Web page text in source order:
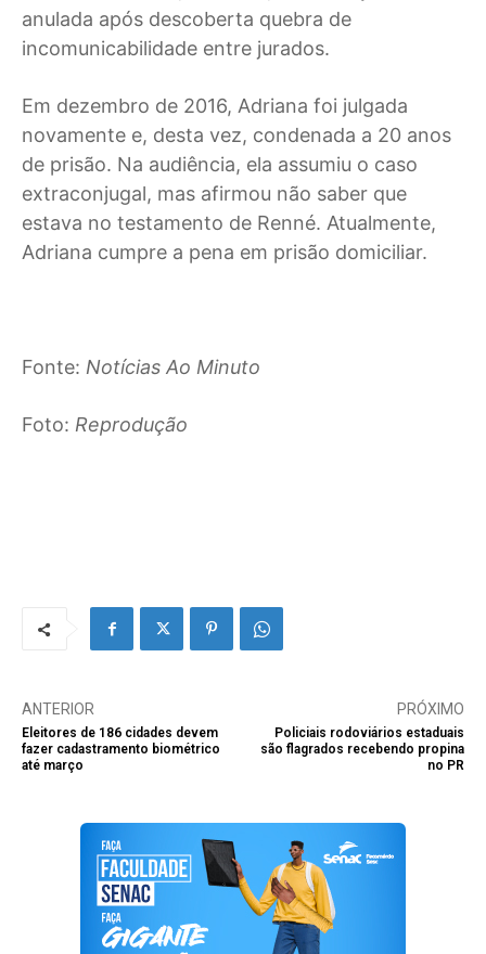
anulada após descoberta quebra de
incomunicabilidade entre jurados.
Em dezembro de 2016, Adriana foi julgada
novamente e, desta vez, condenada a 20 anos
de prisão. Na audiência, ela assumiu o caso
extraconjugal, mas afirmou não saber que
estava no testamento de Renné. Atualmente,
Adriana cumpre a pena em prisão domiciliar.
Fonte: Notícias Ao Minuto
Foto: Reprodução
ANTERIOR
Eleitores de 186 cidades devem
fazer cadastramento biométrico
até março
PRÓXIMO
Policiais rodoviários estaduais
são flagrados recebendo propina
no PR